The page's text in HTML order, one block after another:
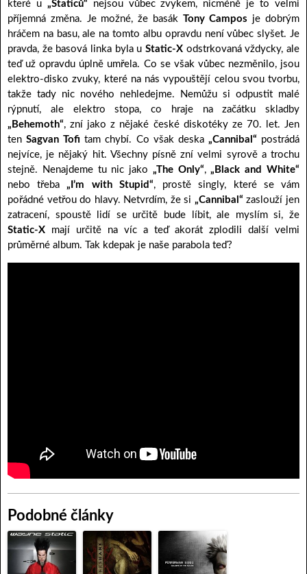
které u „Staticů“ nejsou vůbec zvykem, nicméně je to velmi
příjemná změna. Je možné, že basák Tony Campos je dobrým
hráčem na basu, ale na tomto albu opravdu není vůbec slyšet. Je
pravda, že basová linka byla u Static-X odstrkovaná vždycky, ale
teď už opravdu úplně umřela. Co se však vůbec nezměnilo, jsou
elektro-disko zvuky, které na nás vypouštějí celou svou tvorbu,
takže tady nic nového nehledejme. Nemůžu si odpustit malé
rýpnutí, ale elektro stopa, co hraje na začátku skladby
„Behemoth“, zní jako z nějaké české diskotéky ze 70. let. Jen
tenSagvan Tofi tam chybí. Co však deska „Cannibal“ postrádá
nejvíce, je nějaký hit. Všechny písně zní velmi syrově a trochu
stejně. Nenajdeme tu nic jako „The Only“,„Black and White“
nebo třeba„I’m with Stupid“, prostě singly, které se vám
pořádné vetřou do hlavy. Netvrdím, že si „Cannibal“ zaslouží jen
zatracení, spoustě lidí se určitě bude líbit, ale myslím si, že
Static-X mají určitě na víc a teď akorát zplodili další velmi
průměrné album. Tak kdepak je naše parabola teď?
Podobné články